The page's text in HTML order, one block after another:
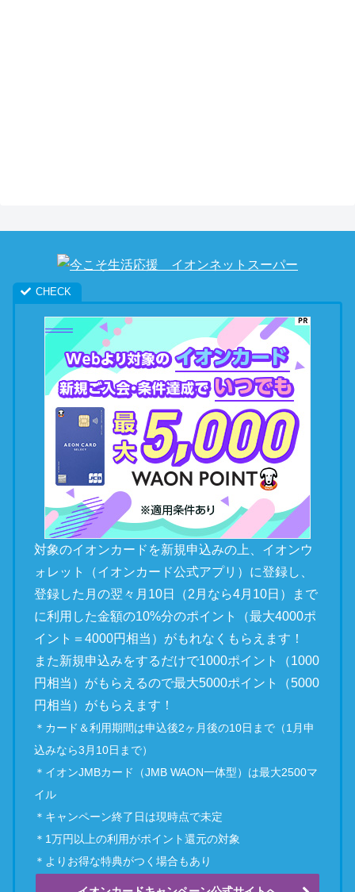
対象のイオンカードを新規申込みの上、イオンウ
ォレット（イオンカード公式アプリ）に登録し、
登録した月の翌々月10日（2月なら4月10日）まで
に利用した金額の10%分のポイント（最大4000ポ
イント＝4000円相当）がもれなくもらえます！
また新規申込みをするだけで1000ポイント（1000
円相当）がもらえるので最大5000ポイント（5000
円相当）がもらえます！
＊カード＆利用期間は申込後2ヶ月後の10日まで（1月申
込みなら3月10日まで）
＊イオンJMBカード（JMB WAON一体型）は最大2500マ
イル
＊キャンペーン終了日は現時点で未定
＊1万円以上の利用がポイント還元の対象
＊よりお得な特典がつく場合もあり